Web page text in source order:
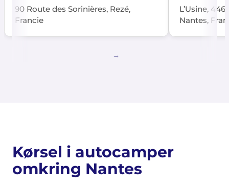
90 Route des Sorinières, Rezé,
Francie
L’Usine,
Nantes,
Kørsel i autocamper
omkring Nantes